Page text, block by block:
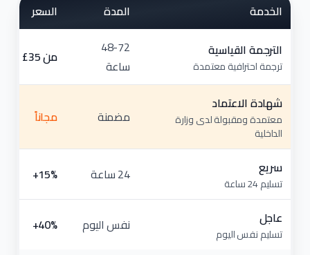
الخدمة المدة
السعر
الترجمة القياسية
ترجمة احترافية معتمدة
48-72
ساعة
من ⁦£35⁩
شهادة الاعتماد
معتمدة ومقبولة لدى وزارة
الداخلية
مضمنة مجاناً
سريع
تسليم 24 ساعة 24 ساعة
عاجل
تسليم نفس اليوم نفس اليوم